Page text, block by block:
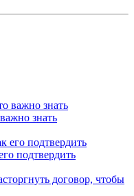
знать
подтвердить